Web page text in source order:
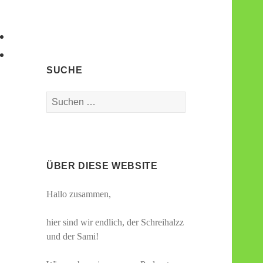
SUCHE
Suchen
nach:
ÜBER DIESE WEBSITE
Hallo zusammen,
hier sind wir endlich, der Schreihalzz
und der Sami!